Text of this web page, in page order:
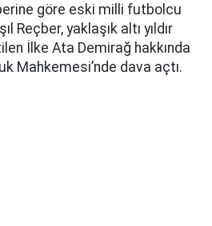
göre eski milli futbolcu
Reçber, yaklaşık altı yıldır
İlke Ata Demirağ hakkında
Mahkemesi’nde dava açtı.